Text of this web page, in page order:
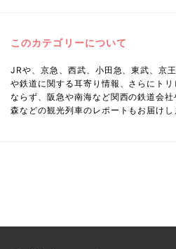
このカテゴリーについて
JRや、京急、西武、小田急、東武、京
や鉄道に関する耳寄り情報、さらにト
ならず、阪急や南海など関西の鉄道会
森などの観光列車のレポートもお届けし